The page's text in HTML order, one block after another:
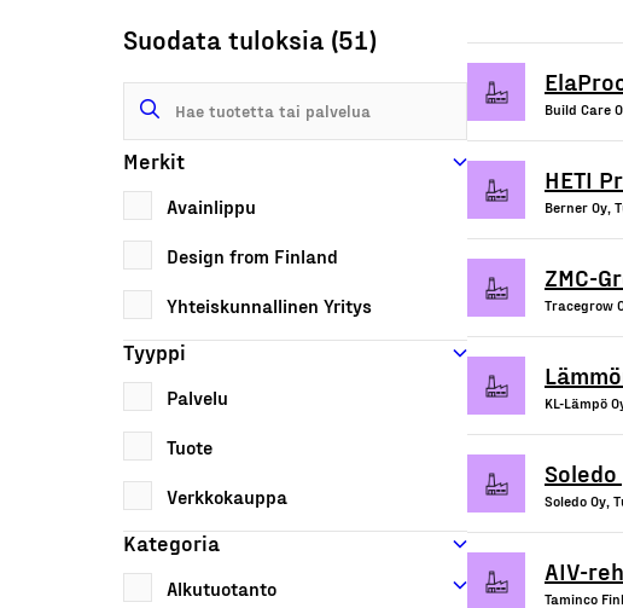
Suodata tuloksia (51)
Merkit
Avainlippu
Design from Finland
Yhteiskunnallinen Yritys
Tyyppi
Palvelu
Tuote
Verkkokauppa
Kategoria
Alkutuotanto
Build Care
HETI
Berner Oy,
ZMC-
Tracegrow
KL-Lämpö
Soledo Oy,
AIV-
Taminco